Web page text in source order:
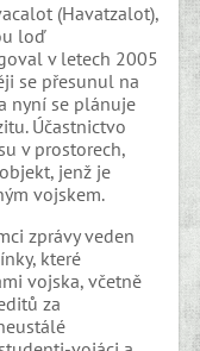
(Havatzalot),
loď
v letech 2005
se přesunul na
nyní se plánuje
Účastnictvo
v prostorech,
jenž je
vojskem.
zprávy veden
které
vojska, včetně
za